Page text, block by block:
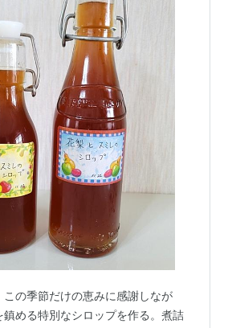
の季節だけの恵みに感謝しなが
鎮める特別なシロップを作る。煮詰